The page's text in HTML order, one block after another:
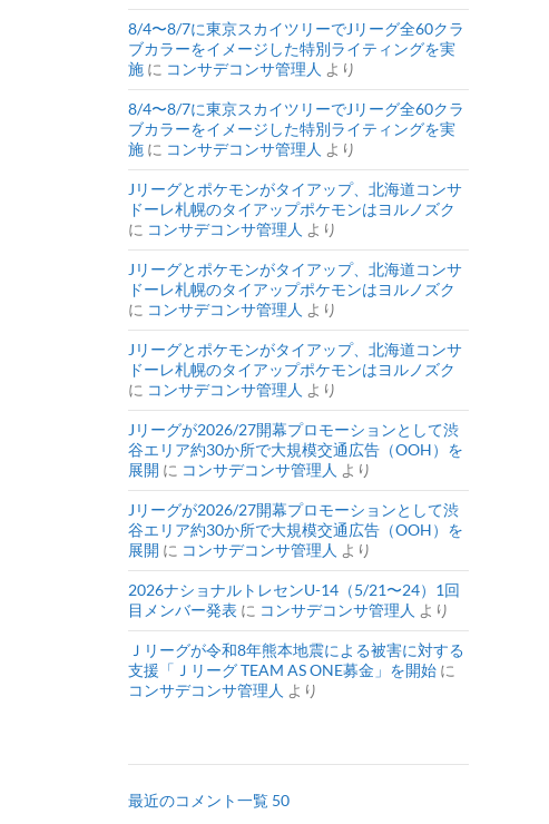
8/4〜8/7に東京スカイツリーでJリーグ全60クラ
ブカラーをイメージした特別ライティングを実
施 に コンサデコンサ管理人 より
8/4〜8/7に東京スカイツリーでJリーグ全60クラ
ブカラーをイメージした特別ライティングを実
施 に コンサデコンサ管理人 より
Jリーグとポケモンがタイアップ、北海道コンサ
ドーレ札幌のタイアップポケモンはヨルノズク
に コンサデコンサ管理人 より
Jリーグとポケモンがタイアップ、北海道コンサ
ドーレ札幌のタイアップポケモンはヨルノズク
に コンサデコンサ管理人 より
Jリーグとポケモンがタイアップ、北海道コンサ
ドーレ札幌のタイアップポケモンはヨルノズク
に コンサデコンサ管理人 より
Jリーグが2026/27開幕プロモーションとして渋
谷エリア約30か所で大規模交通広告（OOH）を
展開 に コンサデコンサ管理人 より
Jリーグが2026/27開幕プロモーションとして渋
谷エリア約30か所で大規模交通広告（OOH）を
展開 に コンサデコンサ管理人 より
2026ナショナルトレセンU-14（5/21〜24）1回
目メンバー発表 に コンサデコンサ管理人 より
Ｊリーグが令和8年熊本地震による被害に対する
支援「Ｊリーグ TEAM AS ONE募金」を開始 に
コンサデコンサ管理人 より
最近のコメント一覧 50